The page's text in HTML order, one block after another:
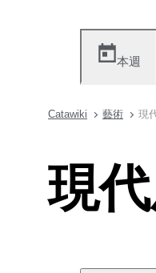
本週
Catawiki 藝術 現
現